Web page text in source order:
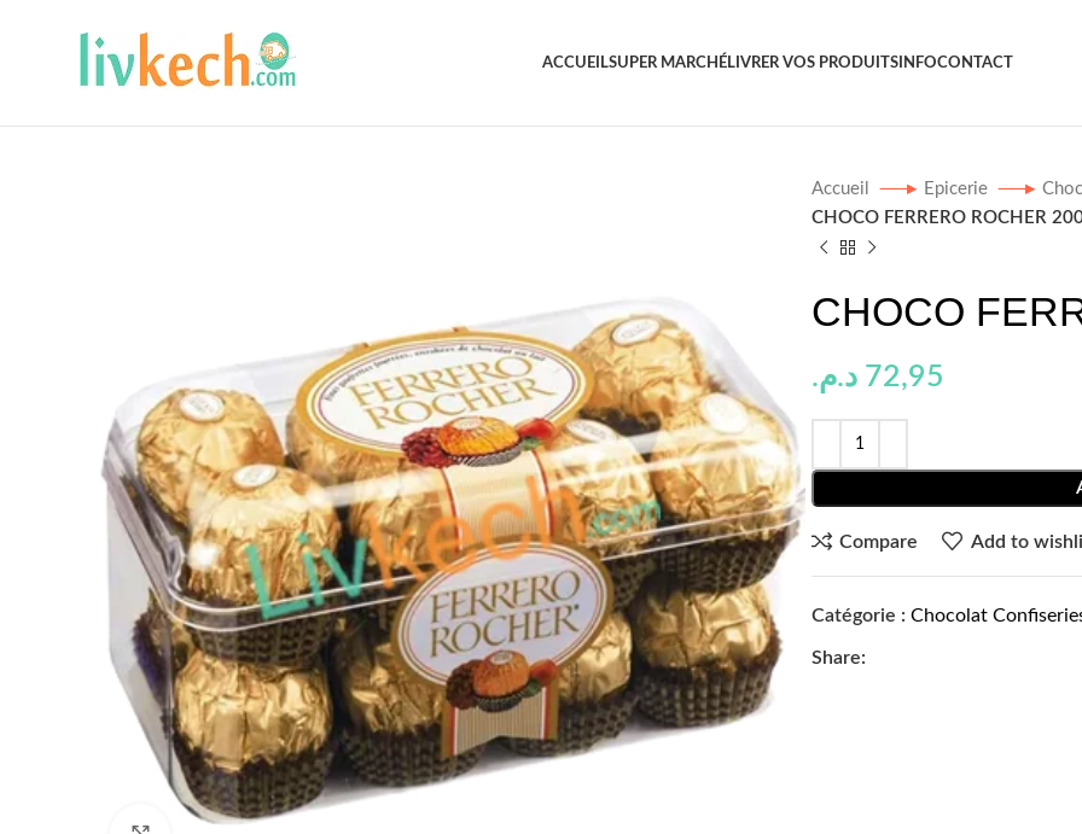
ACCUEILSUPER MARCHÉ LIVRER VOS PRODUITS INFOCONTACT
Accueil Epicerie
CHOCO FERRERO ROCHER
CHOCO
72,95 د.م.
Compare Add to
Catégorie : Chocolat
Share: